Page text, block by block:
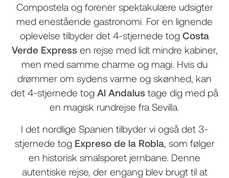
Compostela og forener spektakulære udsigter
med enestående gastronomi. For en lignende
oplevelse tilbyder det 4-stjernede tog Costa
Verde Expressen rejse med lidt mindre kabiner,
men med samme charme og magi. Hvis du
drømmer om sydens varme og skønhed, kan
det 4-stjernede tog Al Andalus tage dig med på
en magisk rundrejse fra Sevilla.
I det nordlige Spanien tilbyder vi også det 3-
stjernede tog Expreso de la Robla, som følger
en historisk smalsporet jernbane. Denne
autentiske rejse, der engang blev brugt til at